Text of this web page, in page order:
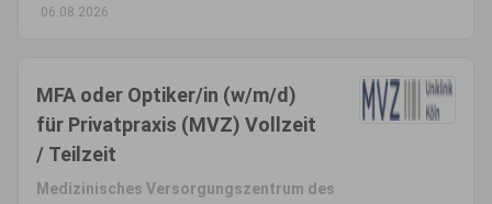
06.08.2026
MFA oder Optiker/in (w/m/d)
für Privatpraxis (MVZ) Vollzeit
/ Teilzeit
Medizinisches Versorgungszentrum des